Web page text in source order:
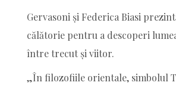
Gervasoni și Federica Biasi
călătorie pentru a descoperi
între trecut și viitor.
„În filozofiile orientale, simbolul